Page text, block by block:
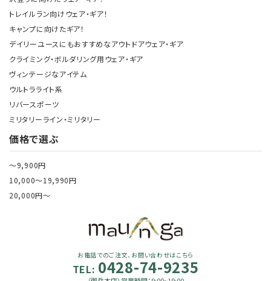
トレイルラン向けウェア・ギア！
キャンプに向けたギア！
デイリーユースにもおすすめなアウトドアウェア・ギア
クライミング・ボルダリング用ウェア・ギア
ヴィンテージなアイテム
ウルトラライト系
リバースポーツ
ミリタリーライン・ミリタリー
価格で選ぶ
～9,900円
10,000～19,990円
20,000円～
お電話でのご注文、お問い合わせはこちら
TEL: 0428-74-9235